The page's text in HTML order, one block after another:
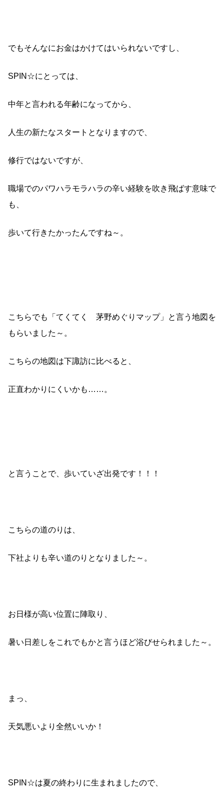
でもそんなにお金はかけてはいられないですし、
SPIN☆にとっては、
中年と言われる年齢になってから、
人生の新たなスタートとなりますので、
修行ではないですが、
職場でのパワハラモラハラの辛い経験を吹き飛ばす意味で
も、
歩いて行きたかったんですね～。
こちらでも「てくてく 茅野めぐりマップ」と言う地図を
もらいました～。
こちらの地図は下諏訪に比べると、
正直わかりにくいかも……。
と言うことで、歩いていざ出発です！！！
こちらの道のりは、
下社よりも辛い道のりとなりました～。
お日様が高い位置に陣取り、
暑い日差しをこれでもかと言うほど浴びせられました～。
まっ、
天気悪いより全然いいか！
SPIN☆は夏の終わりに生まれましたので、